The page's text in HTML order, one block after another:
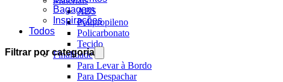
ABS
Polipropileno
Policarbonato
Tecido
Finalidade
Para Levar à Bordo
Para Despachar
Bagagem
Inspirações
Todos
Filtrar por categoria